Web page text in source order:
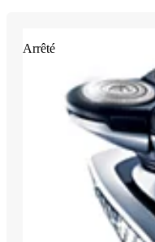
Arrêté